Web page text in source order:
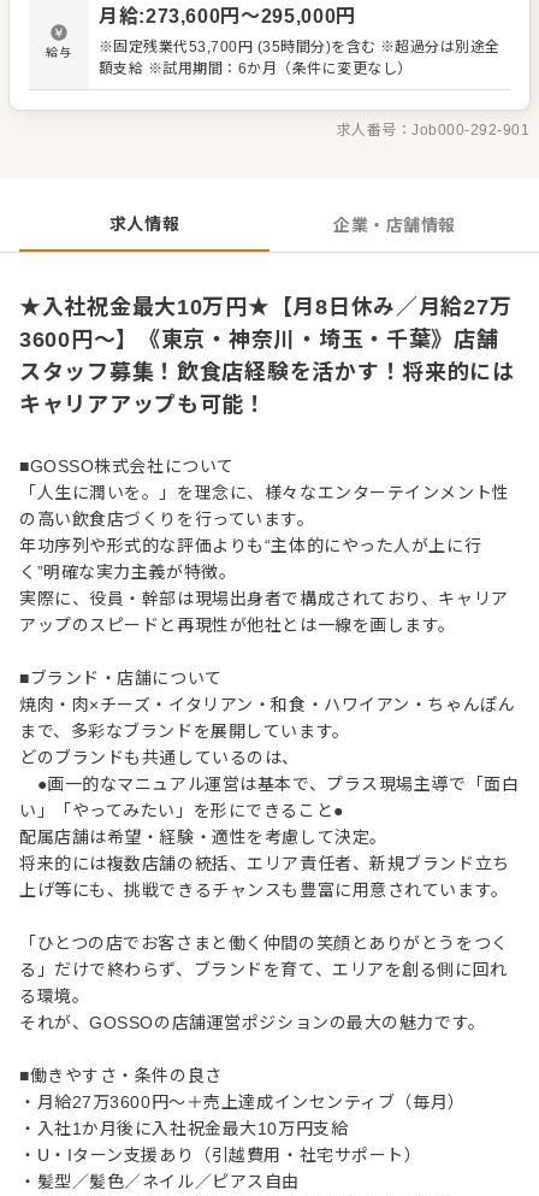
発、季節限定商品のアイデア出し 現場の声を大切にしなが
ら、 「また来たいと思ってもらえるお店」「働き続けたい
と思える職場」を目指して、 スタッフと一緒に改善と挑戦
給与
月給:273,600円〜295,000円
※固定残業代53,700円 (35時間分)を含む ※超過分は別途全
額支給 ※試用期間：6か月（条件に変更なし）
求人番号：Job000-292-901
求人情報 企業・店舗情報
★入社祝金最大10万円★【月8日休み／月給27万
3600円～】《東京・神奈川・埼玉・千葉》店舗
スタッフ募集！飲食店経験を活かす！将来的には
キャリアアップも可能！
■GOSSO株式会社について
「人生に潤いを。」を理念に、様々なエンターテインメント性
の高い飲食店づくりを行っています。
年功序列や形式的な評価よりも“主体的にやった人が上に行
く”明確な実力主義が特徴。
実際に、役員・幹部は現場出身者で構成されており、キャリア
アップのスピードと再現性が他社とは一線を画します。
■ブランド・店舗について
焼肉・肉×チーズ・イタリアン・和食・ハワイアン・ちゃんぽん
まで、多彩なブランドを展開しています。
どのブランドも共通しているのは、
●画一的なマニュアル運営は基本で、プラス現場主導で「面白
い」「やってみたい」を形にできること●
配属店舗は希望・経験・適性を考慮して決定。
将来的には複数店舗の統括、エリア責任者、新規ブランド立ち
上げ等にも、挑戦できるチャンスも豊富に用意されています。
「ひとつの店でお客さまと働く仲間の笑顔とありがとうをつく
る」だけで終わらず、ブランドを育て、エリアを創る側に回れ
る環境。
それが、GOSSOの店舗運営ポジションの最大の魅力です。
■働きやすさ・条件の良さ
・月給27万3600円～＋売上達成インセンティブ（毎月）
・入社1か月後に入社祝金最大10万円支給
・U・Iターン支援あり（引越費用・社宅サポート）
・髪型／髪色／ネイル／ピアス自由